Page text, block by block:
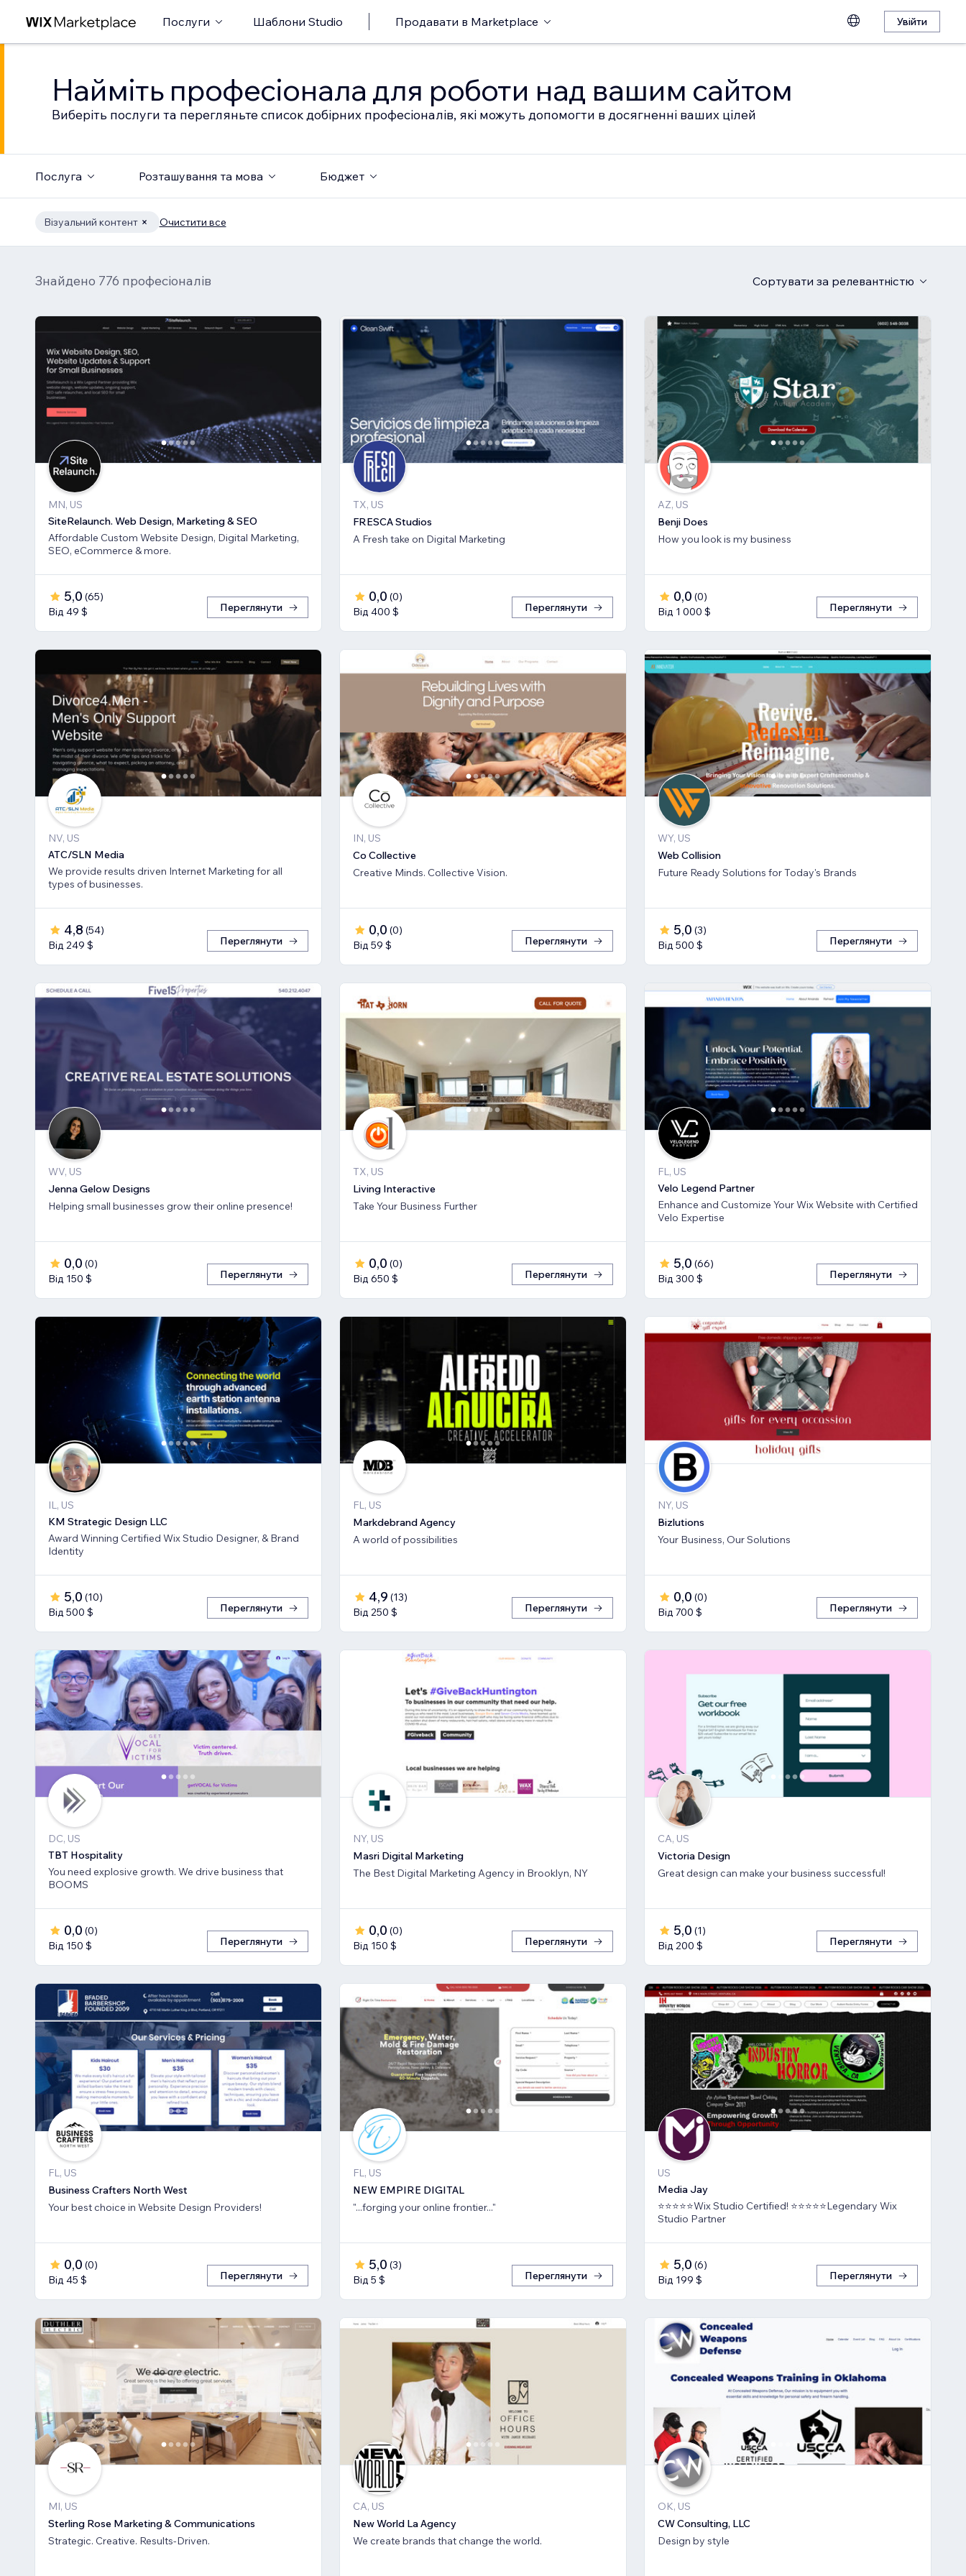
Послуги Шаблони Studio Продавати в Marketplace Увійти
Найміть професіонала для роботи над вашим сайтом
Виберіть послуги та перегляньте список добірних професіоналів, які можуть допомогти в досягненні ваших цілей
Послуга Розташування та мова Бюджет
Візуальний контент Очистити все
Знайдено 776 професіоналів Сортувати за релевантністю
MN, US
SiteRelaunch. Web Design, Marketing & SEO
Affordable Custom Website Design, Digital Marketing,
SEO, eCommerce & more.
5,0 (65)
Від 49 $
Переглянути
TX, US
FRESCA Studios
A Fresh take on Digital Marketing
0,0 (0)
Від 400 $
Переглянути
AZ, US
Benji Does
How you look is my business
0,0 (0)
Від 1 000 $
Переглянути
NV, US
ATC/SLN Media
We provide results driven Internet Marketing for all
types of businesses.
4,8 (54)
Від 249 $
Переглянути
IN, US
Co Collective
Creative Minds. Collective Vision.
0,0 (0)
Від 59 $
Переглянути
WY, US
Web Collision
Future Ready Solutions for Today's Brands
5,0 (3)
Від 500 $
Переглянути
WV, US
Jenna Gelow Designs
Helping small businesses grow their online presence!
0,0 (0)
Від 150 $
Переглянути
TX, US
Living Interactive
Take Your Business Further
0,0 (0)
Від 650 $
Переглянути
FL, US
Velo Legend Partner
Enhance and Customize Your Wix Website with Certified
Velo Expertise
5,0 (66)
Від 300 $
Переглянути
IL, US
KM Strategic Design LLC
Award Winning Certified Wix Studio Designer, & Brand
Identity
5,0 (10)
Від 500 $
Переглянути
FL, US
Markdebrand Agency
A world of possibilities
4,9 (13)
Від 250 $
Переглянути
NY, US
Bizlutions
Your Business, Our Solutions
0,0 (0)
Від 700 $
Переглянути
DC, US
TBT Hospitality
You need explosive growth. We drive business that
BOOMS
0,0 (0)
Від 150 $
Переглянути
NY, US
Masri Digital Marketing
The Best Digital Marketing Agency in Brooklyn, NY
0,0 (0)
Від 150 $
Переглянути
CA, US
Victoria Design
Great design can make your business successful!
5,0 (1)
Від 200 $
Переглянути
FL, US
Business Crafters North West
Your best choice in Website Design Providers!
0,0 (0)
Від 45 $
Переглянути
FL, US
NEW EMPIRE DIGITAL
"...forging your online frontier..."
5,0 (3)
Від 5 $
Переглянути
US
Media Jay
⭐⭐⭐⭐⭐Wix Studio Certified! ⭐⭐⭐⭐⭐Legendary Wix
Studio Partner
5,0 (6)
Від 199 $
Переглянути
MI, US
Sterling Rose Marketing & Communications
Strategic. Creative. Results-Driven.
CA, US
New World La Agency
We create brands that change the world.
OK, US
CW Consulting, LLC
Design by style